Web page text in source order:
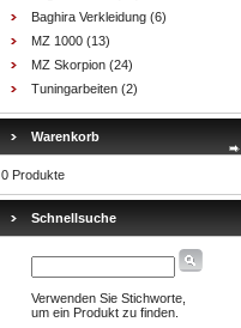
Baghira Verkleidung (6)
MZ 1000 (13)
MZ Skorpion (24)
Tuningarbeiten (2)
Warenkorb
0 Produkte
Schnellsuche
Verwenden Sie Stichworte,
um ein Produkt zu finden.